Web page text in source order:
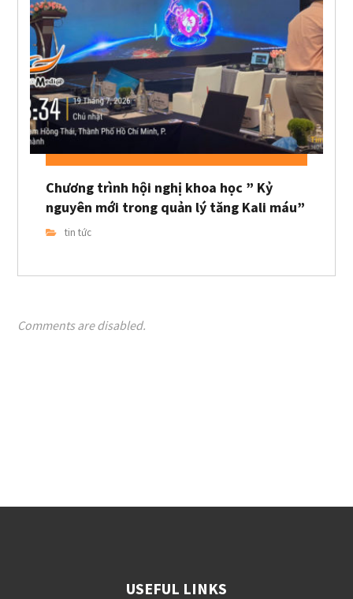
Chương trình hội nghị khoa học ” Kỷ
nguyên mới trong quản lý tăng Kali máu”
tin tức
Comments are disabled.
USEFUL LINKS